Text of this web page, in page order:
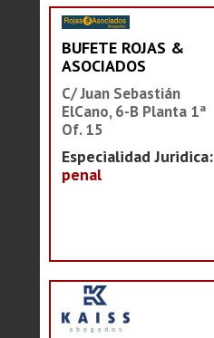
BUFETE ROJAS &
ASOCIADOS
C/ Juan Sebastián
ElCano, 6-B Planta 1ª
Of. 15
Especialidad Juridica:
penal